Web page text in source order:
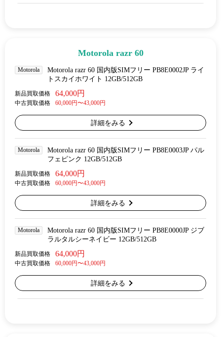
Motorola razr 60
Motorola
Motorola razr 60 国内版SIMフリー PB8E0002JP ライ
トスカイホワイト 12GB/512GB
新品買取価格 64,000円
中古買取価格 60,000円〜43,000円
詳細をみる
Motorola
Motorola razr 60 国内版SIMフリー PB8E0003JP パル
フェピンク 12GB/512GB
新品買取価格 64,000円
中古買取価格 60,000円〜43,000円
詳細をみる
Motorola
Motorola razr 60 国内版SIMフリー PB8E0000JP ジブ
ラルタルシーネイビー 12GB/512GB
新品買取価格 64,000円
中古買取価格 60,000円〜43,000円
詳細をみる